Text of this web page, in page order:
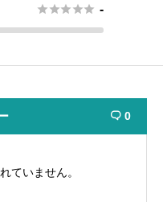
 -
 0
ていません。